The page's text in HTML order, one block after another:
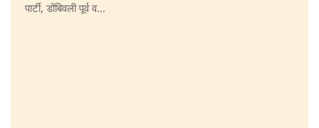
पार्टी, डोंबिवली पूर्व व...